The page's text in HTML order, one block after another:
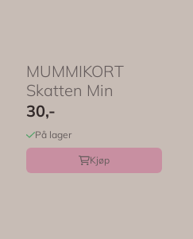
MUMMIKORT 
Skatten Min
30,-
På lager
Kjøp